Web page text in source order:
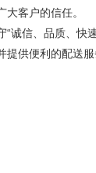
大客户的信任。
“诚信、品质、
供便利的配送